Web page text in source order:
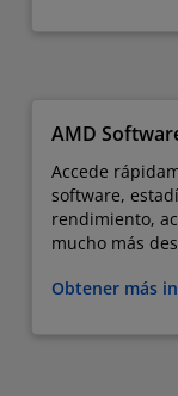
AMD
Accede
software,
rendimiento,
mucho más
Obtener más